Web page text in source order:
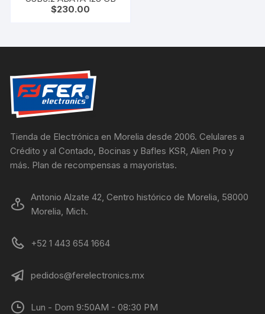
$230.00
Tienda de Electrónica en Morelia desde 2006. Celulares a
Crédito y al Contado, Bocinas y Bafles KSR, Alien Pro y
más. Plan de recompensas a mayoristas.
Antonio Alzate 42, Centro histórico de Morelia, 58000
Morelia, Mich.
+52 1 443 654 1664
pedidos@ferelectronics.mx
Lun - Dom 9:50AM - 08:30 PM